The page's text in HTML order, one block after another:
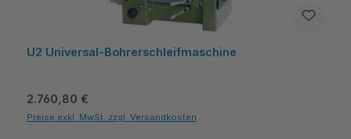
U2 Universal-Bohrerschleifmaschine
Regulärer Preis:
2.760,80 €
Preise exkl. MwSt. zzgl. Versandkosten